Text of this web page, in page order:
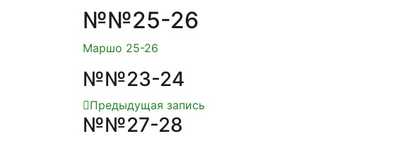
№№25-26
Маршо 25-26
№№23-24
Предыдущая запись
№№27-28